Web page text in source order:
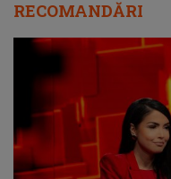
RECOMANDĂRI